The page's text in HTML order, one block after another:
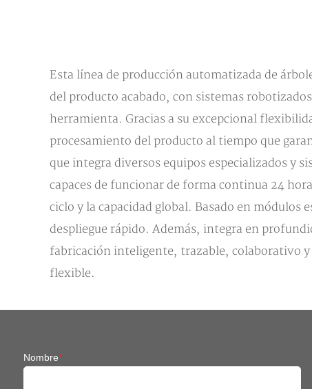
Esta línea de producción automatizada de
del producto acabado, con sistemas
herramienta. Gracias a su excepcional
procesamiento del producto al tiempo que
que integra diversos equipos especializados y
capaces de funcionar de forma continua 24
ciclo y la capacidad global. Basado en
despliegue rápido. Además, integra en
fabricación inteligente, trazable, colaborativo
flexible.
Nombre*